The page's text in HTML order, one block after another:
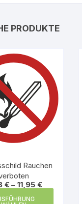
PRODUKTE
Rauchen
€– 11,95 €